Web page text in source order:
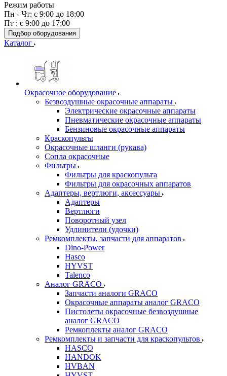
Режим работы
Пн - Чт: с 9:00 до 18:00
Пт : с 9:00 до 17:00
Подбор оборудования
Каталог
Окрасочное оборудование
Безвоздушные окрасочные аппараты
Электрические окрасочные аппараты
Пневматические окрасочные аппараты
Бензиновые окрасочные аппараты
Краскопульты
Окрасочные шланги (рукава)
Сопла окрасочные
Фильтры
Фильтры для краскопульта
Фильтры для окрасочных аппаратов
Адаптеры, вертлюги, аксессуары
Адаптеры
Вертлюги
Поворотный узел
Удлинители (удочки)
Ремкомплекты, запчасти для аппаратов
Dino-Power
Hasco
HYVST
Talenco
Аналог GRACO
Запчасти аналоги GRACO
Окрасочные аппараты аналог GRACO
Пистолеты окрасочные безвоздушные
аналог GRACO
Ремкоплекты аналог GRACO
Ремкомплекты и запчасти для краскопультов
HASCO
HANDOK
HVBAN